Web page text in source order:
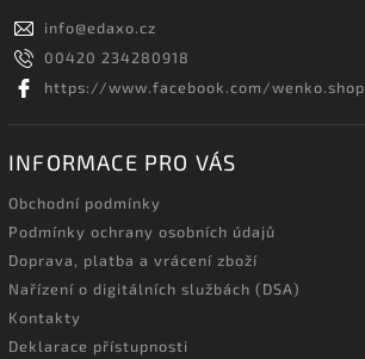
info@edaxo.cz
00420 234280918
https://www.facebook.com/wenko.shop
INFORMACE PRO VÁS
Obchodní podmínky
Podmínky ochrany osobních údajů
Doprava, platba a vrácení zboží
Nařízení o digitálních službách (DSA)
Kontakty
Deklarace přístupnosti